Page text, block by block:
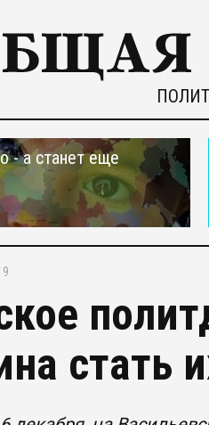
- а станет еще
стать